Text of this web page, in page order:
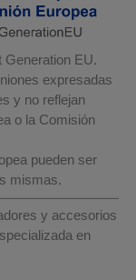
EU.
expresadas
y no reflejan
o la Comisión
pueden ser
mismas.
y accesorios
en